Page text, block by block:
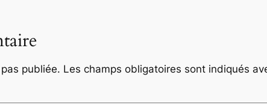
publiée. Les champs obligatoires sont indiqués